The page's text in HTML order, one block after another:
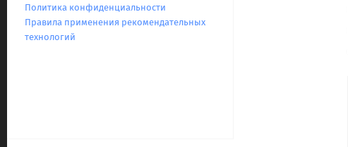
Политика конфиденциальности
Правила применения рекомендательных
технологий